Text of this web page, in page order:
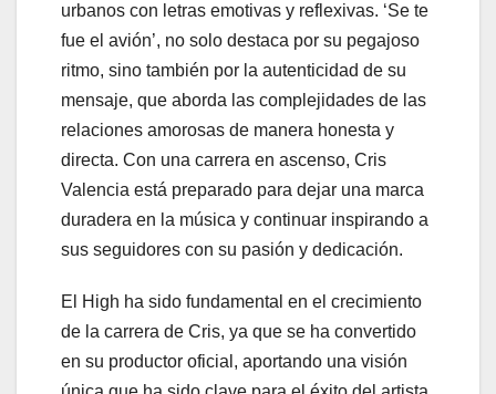
urbanos con letras emotivas y reflexivas. ‘Se te
fue el avión’, no solo destaca por su pegajoso
ritmo, sino también por la autenticidad de su
mensaje, que aborda las complejidades de las
relaciones amorosas de manera honesta y
directa. Con una carrera en ascenso, Cris
Valencia está preparado para dejar una marca
duradera en la música y continuar inspirando a
sus seguidores con su pasión y dedicación.
El High ha sido fundamental en el crecimiento
de la carrera de Cris, ya que se ha convertido
en su productor oficial, aportando una visión